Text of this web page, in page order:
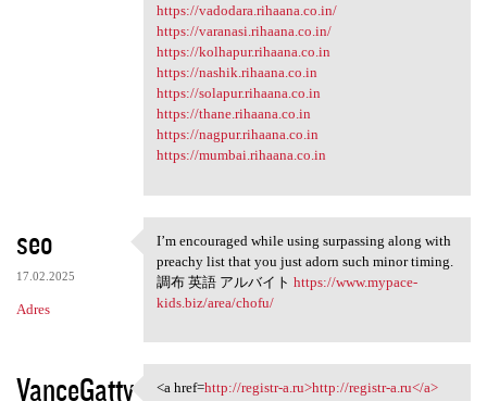
https://vadodara.rihaana.co.in/
https://varanasi.rihaana.co.in/
https://kolhapur.rihaana.co.in
https://nashik.rihaana.co.in
https://solapur.rihaana.co.in
https://thane.rihaana.co.in
https://nagpur.rihaana.co.in
https://mumbai.rihaana.co.in
seo
17.02.2025
Adres
I’m encouraged while using
I’m encouraged while using surpassing along with
preachy list that you just adorn such minor timing.
調布 英語 アルバイト https://www.mypace-
kids.biz/area/chofu/
VanceGatty <a href=http://registr-a.ru>http://registr-a.ru</a>